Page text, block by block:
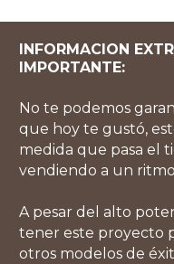
INFORMACION
IMPORTANTE:
No te podemos
que hoy te gustó,
medida que pasa el
vendiendo a un
A pesar del alto
tener este proyecto
otros modelos de